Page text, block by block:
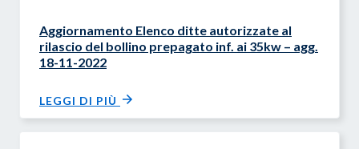
Aggiornamento Elenco ditte autorizzate al
rilascio del bollino prepagato inf. ai 35kw – agg.
18-11-2022
LEGGI DI PIÙ